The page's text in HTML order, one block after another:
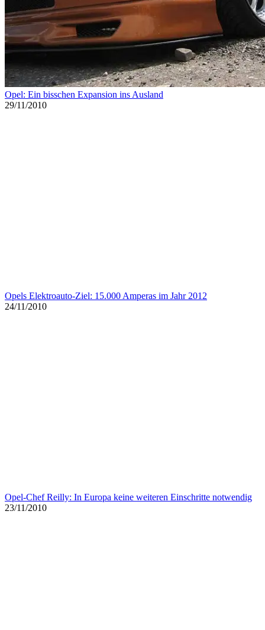
Opel: Ein bisschen Expansion ins Ausland
29/11/2010